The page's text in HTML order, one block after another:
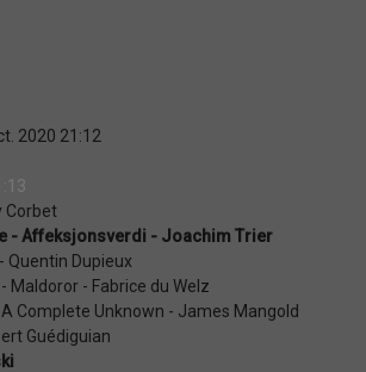
2020 21:12
Corbet
- Affeksjonsverdi - Joachim Trier
Quentin Dupieux
Maldoror - Fabrice du Welz
Complete Unknown - James Mangold
Guédiguian